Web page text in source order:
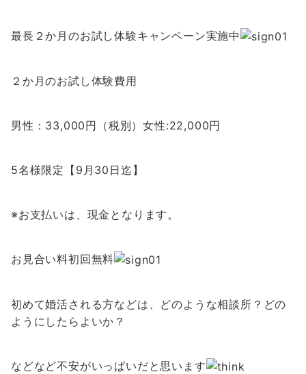
最長２か月のお試し体験キャンペーン実施中
２か月のお試し体験費用
男性：33,000円（税別）女性:22,000円
5名様限定【9月30日迄】
※お支払いは、現金となります。
お見合い料初回無料
初めて婚活される方などは、どのような相談所？どの
ようにしたらよいか？
などなど不安がいっぱいだと思います